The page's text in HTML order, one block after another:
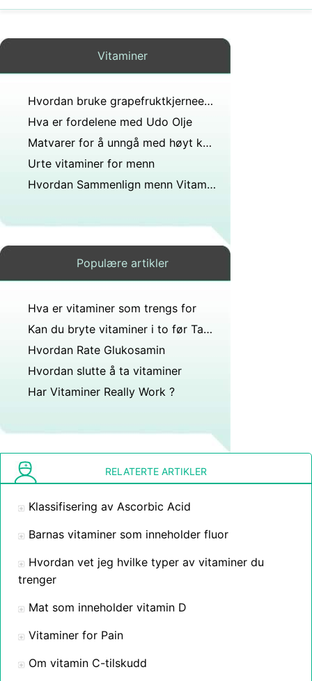
Vitaminer
Hvordan bruke grapefruktkjerneekstrakt som konserveringsmiddel
Hva er fordelene med Udo Olje
Matvarer for å unngå med høyt kaliumnivå
Urte vitaminer for menn
Hvordan Sammenlign menn Vitaminer
Populære artikler
Hva er vitaminer som trengs for
Kan du bryte vitaminer i to før Taking
Hvordan Rate Glukosamin
Hvordan slutte å ta vitaminer
Har Vitaminer Really Work ?
RELATERTE ARTIKLER
Klassifisering av Ascorbic Acid
Barnas vitaminer som inneholder fluor
Hvordan vet jeg hvilke typer av vitaminer du
trenger
Mat som inneholder vitamin D
Vitaminer for Pain
Om vitamin C-tilskudd